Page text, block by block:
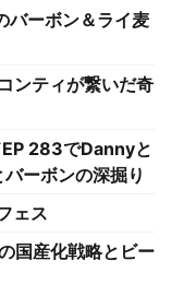
バーボン＆ライ麦
ンティが繋いだ奇
283でDannyと
ーボンの深掘り
ェス
国産化戦略とビー